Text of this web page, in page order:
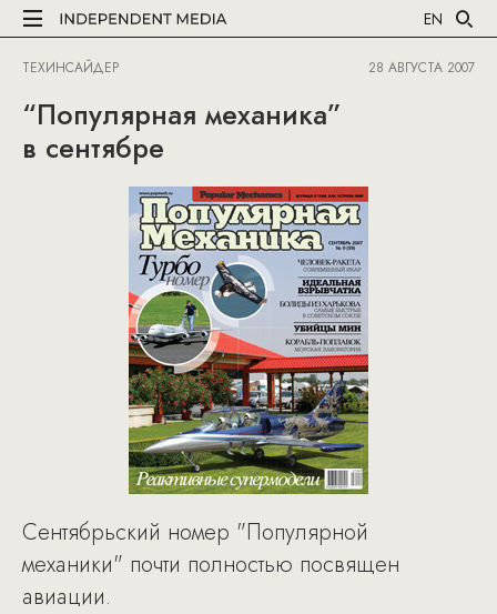
EN
ТЕХИНСАЙДЕР 28 АВГУСТА 2007
“Популярная механика”
в сентябре
Сентябрьский номер "Популярной
механики" почти полностью посвящен
авиации.